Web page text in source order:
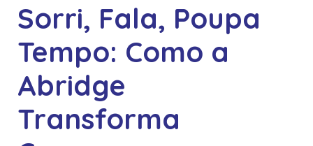
Sorri, Fala, Poupa
Tempo: Como a
Abridge
Transforma